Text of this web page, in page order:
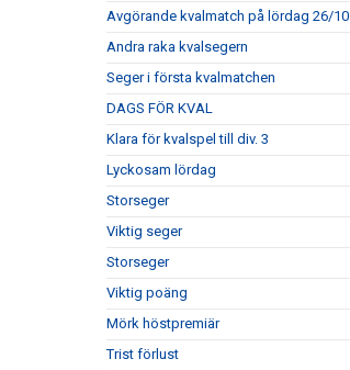
Avgörande kvalmatch på lördag 26/10
Andra raka kvalsegern
Seger i första kvalmatchen
DAGS FÖR KVAL
Klara för kvalspel till div. 3
Lyckosam lördag
Storseger
Viktig seger
Storseger
Viktig poäng
Mörk höstpremiär
Trist förlust